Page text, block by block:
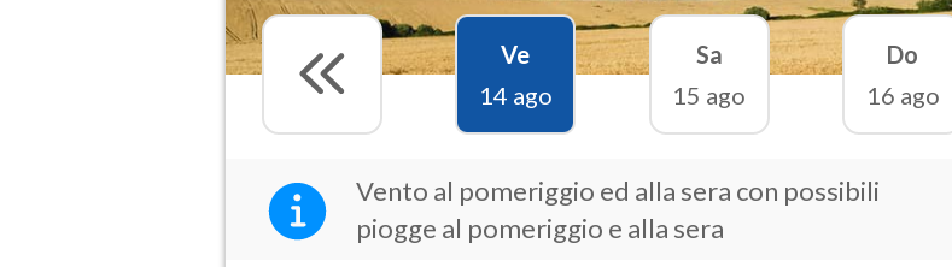
Ve
14 ago
Sa
15 ago
Do
16 ago
Vento al pomeriggio ed alla sera con possibili
piogge al pomeriggio e alla sera